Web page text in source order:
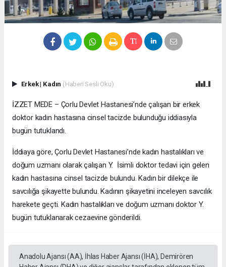
Erkek| Kadın (Haberi Sesli Oku)
İZZET MEDE – Çorlu Devlet Hastanesi’nde çalışan bir erkek
doktor kadın hastasına cinsel tacizde bulunduğu iddiasıyla
bugün tutuklandı.
İddiaya göre, Çorlu Devlet Hastanesi’nde kadın hastalıkları ve
doğum uzmanı olarak çalışan Y. İsimli doktor tedavi için gelen
kadın hastasına cinsel tacizde bulundu. Kadın bir dilekçe ile
savcılığa şikayette bulundu. Kadının şikayetini inceleyen savcılık
harekete geçti. Kadın hastalıkları ve doğum uzmanı doktor Y.
bugün tutuklanarak cezaevine gönderildi.
Anadolu Ajansı (AA), İhlas Haber Ajansı (İHA), Demirören